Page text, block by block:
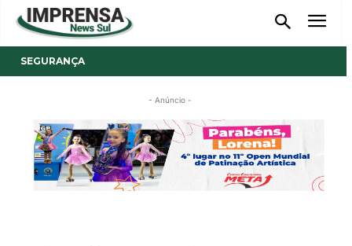
SEGURANÇA
- Anúncio -